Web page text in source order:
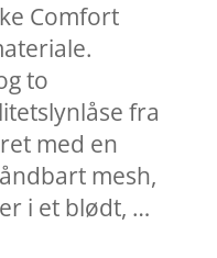
Comfort
to
fra
med en
mesh,
i et blødt, …